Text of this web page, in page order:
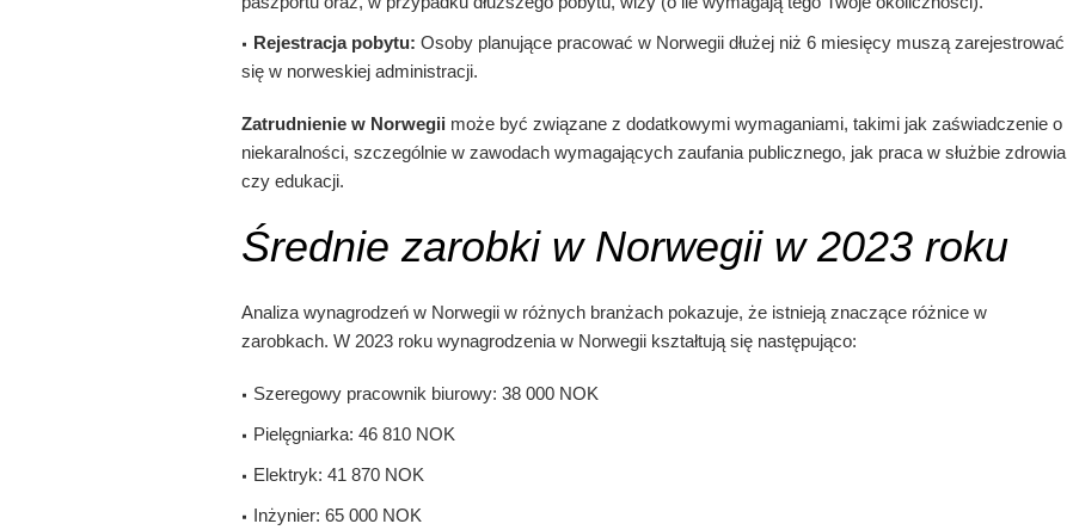
Rejestracja pobytu: Osoby planujące pracować w Norwegii dłużej niż 6 miesięcy muszą zarejestrować
się w norweskiej administracji.
Zatrudnienie w Norwegii może być związane z dodatkowymi wymaganiami, takimi jak zaświadczenie o
niekaralności, szczególnie w zawodach wymagających zaufania publicznego, jak praca w służbie zdrowia
czy edukacji.
Średnie zarobki w Norwegii w 2023 roku
Analiza wynagrodzeń w Norwegii w różnych branżach pokazuje, że istnieją znaczące różnice w
zarobkach. W 2023 roku wynagrodzenia w Norwegii kształtują się następująco:
Szeregowy pracownik biurowy: 38 000 NOK
Pielęgniarka: 46 810 NOK
Elektryk: 41 870 NOK
Inżynier: 65 000 NOK